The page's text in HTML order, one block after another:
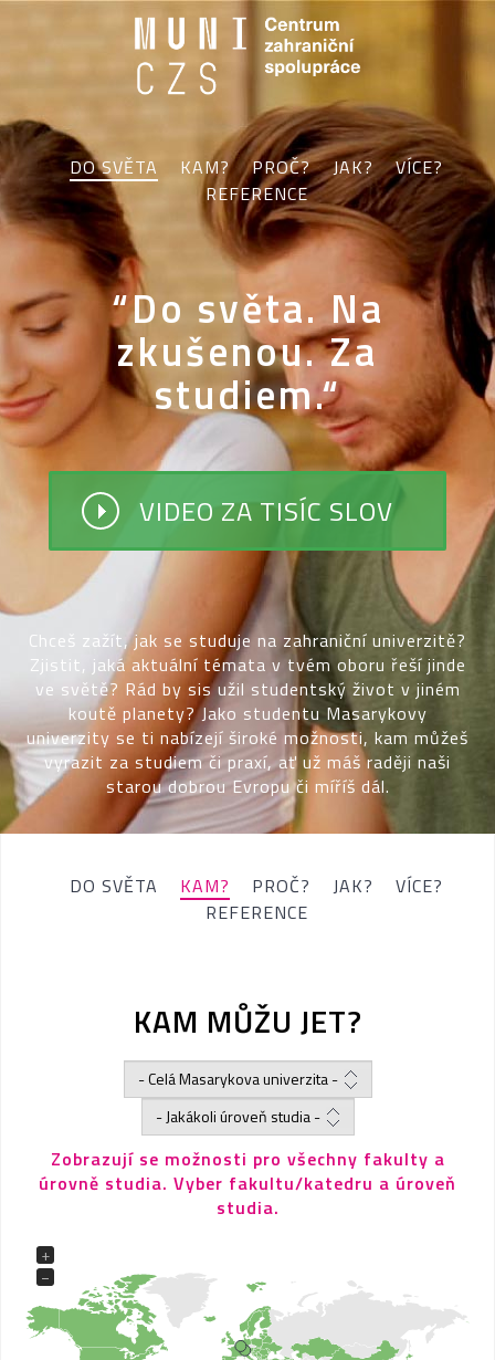
DO SVĚTA KAM? PROČ? JAK?
VÍCE?
REFERENCE
“Do světa. Na
zkušenou. Za
studiem.“
VIDEO ZA TISÍC SLOV
Chceš zažít, jak se studuje na zahraniční univerzitě?
Zjistit, jaká aktuální témata v tvém oboru řeší jinde
ve světě? Rád by sis užil studentský život v jiném
koutě planety? Jako studentu Masarykovy
univerzity se ti nabízejí široké možnosti, kam můžeš
vyrazit za studiem či praxí, ať už máš raději naši
starou dobrou Evropu či míříš dál.
DO SVĚTA KAM? PROČ? JAK?
VÍCE?
REFERENCE
KAM MŮŽU JET?
Zobrazují se možnosti pro všechny fakulty a
úrovně studia. Vyber fakultu/katedru a úroveň
studia.
+
−